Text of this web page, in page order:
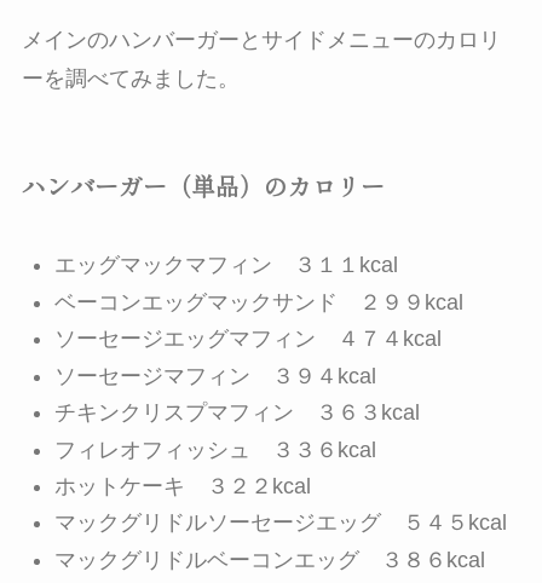
メインのハンバーガーとサイドメニューのカロリ
ーを調べてみました。
ハンバーガー（単品）のカロリー
エッグマックマフィン ３１１kcal
ベーコンエッグマックサンド ２９９kcal
ソーセージエッグマフィン ４７４kcal
ソーセージマフィン ３９４kcal
チキンクリスプマフィン ３６３kcal
フィレオフィッシュ ３３６kcal
ホットケーキ ３２２kcal
マックグリドルソーセージエッグ ５４５kcal
マックグリドルベーコンエッグ ３８６kcal